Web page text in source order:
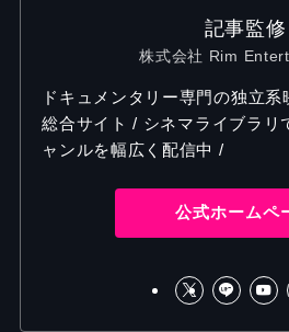
記事監修
株式会社 Rim
ドキュメンタリー専門の独立
総合サイト / シネマライブラリ
ャンルを幅広く配信中 /
公式ホームペ